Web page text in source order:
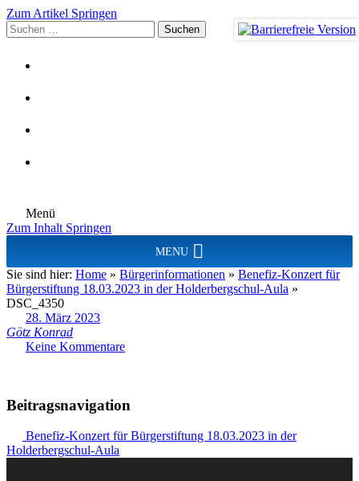
Zum Artikel Springen
Suchen
nach:
Menü
Zum Inhalt Springen
MENU
Sie sind hier: Home » Bürgerinformationen » Benefiz-Konzert für
Bürgerstiftung 18.03.2023 in der Holderbergschul-Aula »
DSC_4350
28. März 2023
Götz Konrad
Keine Kommentare
Beitragsnavigation
Benefiz-Konzert für Bürgerstiftung 18.03.2023 in der
Holderbergschul-Aula